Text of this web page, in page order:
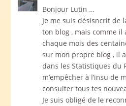
Bonjour Lutin …
Je me suis désisncrit de
ton blog , mais comme
chaque mois des
sur mon propre blog , il
dans les Statistiques du
m’empêcher à l’insu de
consulter tous tes
Je suis obligé de le